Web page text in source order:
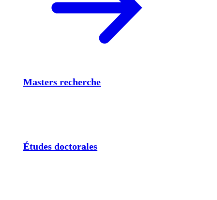
Masters recherche
Études doctorales